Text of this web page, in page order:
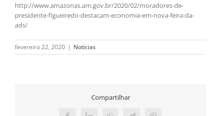
http://www.amazonas.am.gov.br/2020/02/moradores-de-
presidente-figueiredo-destacam-economia-em-nova-feira-da-
ads/
fevereiro 22, 2020 | Notícias
Compartilhar